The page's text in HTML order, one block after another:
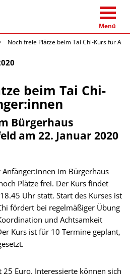
Menü
Noch freie Plätze beim Tai Chi-Kurs für
beim Tai Chi-
Bürgerhaus
am 22. Januar 2020
im Bürgerhaus
Plätze frei. Der Kurs findet
Uhr statt. Start des Kurses ist
fördert bei regelmäßiger Übung
und Achtsamkeit
Kurs ist für 10 Termine geplant,
Euro. Interessierte können sich